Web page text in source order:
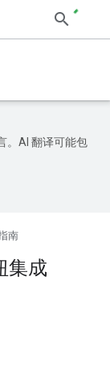
。AI 翻译可能包
南
集成